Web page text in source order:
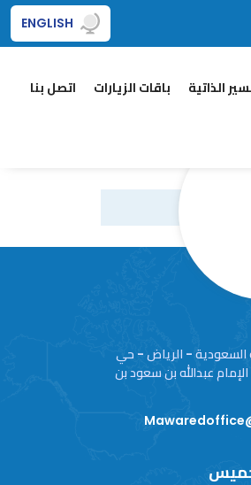
ENGLISH
الذاتية باقات الزيارات اتصل بنا
السعودية - الرياض - حي
عبدالله بن سعود بن